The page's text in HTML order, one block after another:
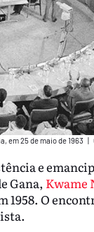
em 25 de maio de 1963
e
Gana, Kwame
1958. O